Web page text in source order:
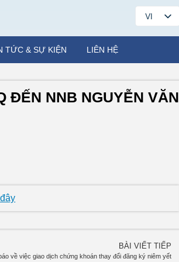
VI
EN
TỨC & SỰ KIỆN LIÊN HỆ
ĐẾN NNB NGUYỄN VĂN
BÀI VIẾT TIẾP
về việc giao dịch chứng khoán thay đổi đăng ký niêm yết